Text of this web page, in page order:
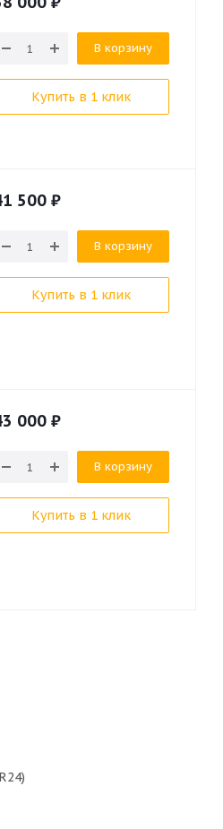
В корзину
Купить в 1 клик
500 ₽
В корзину
Купить в 1 клик
000 ₽
В корзину
Купить в 1 клик